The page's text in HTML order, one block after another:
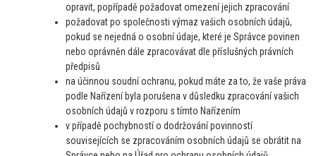
opravit, popřípadě požadovat omezení jejich zpracování
požadovat po společnosti výmaz vašich osobních údajů,
pokud se nejedná o osobní údaje, které je Správce povinen
nebo oprávněn dále zpracovávat dle příslušných právních
předpisů
na účinnou soudní ochranu, pokud máte za to, že vaše práva
podle Nařízení byla porušena v důsledku zpracování vašich
osobních údajů v rozporu s tímto Nařízením
v případě pochybností o dodržování povinností
souvisejících se zpracováním osobních údajů se obrátit na